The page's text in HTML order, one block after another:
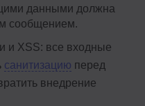
данными должна
сообщением.
и XSS: все входные
санитизацию перед
внедрение